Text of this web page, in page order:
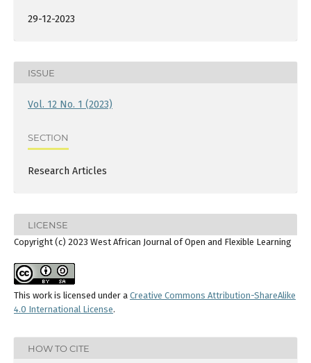
29-12-2023
ISSUE
Vol. 12 No. 1 (2023)
SECTION
Research Articles
LICENSE
Copyright (c) 2023 West African Journal of Open and Flexible Learning
This work is licensed under a Creative Commons Attribution-ShareAlike
4.0 International License.
HOW TO CITE